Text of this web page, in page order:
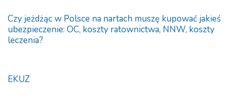
Czy jeżdżąc w Polsce na nartach muszę kupować jakieś
ubezpieczenie: OC, koszty ratownictwa, NNW, koszty
leczenia?
EKUZ